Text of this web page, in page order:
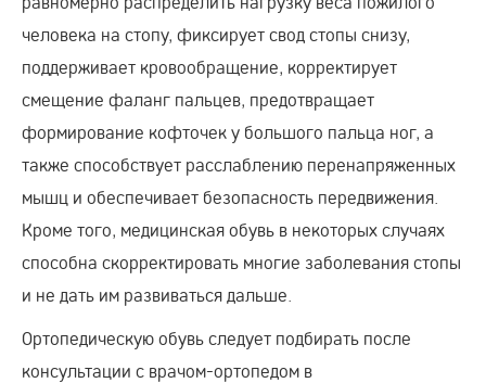
человека на стопу, фиксирует свод стопы снизу,
поддерживает кровообращение, корректирует
смещение фаланг пальцев, предотвращает
формирование кофточек у большого пальца ног, а
также способствует расслаблению перенапряженных
мышц и обеспечивает безопасность передвижения.
Кроме того, медицинская обувь в некоторых случаях
способна скорректировать многие заболевания стопы
и не дать им развиваться дальше.
Ортопедическую обувь следует подбирать после
консультации с врачом-ортопедом в